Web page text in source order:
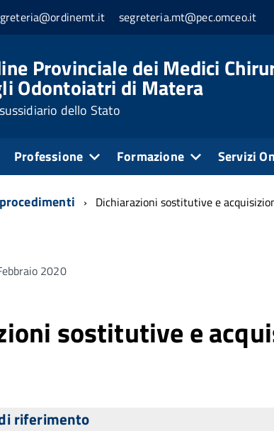
segreteria.mt@pec.omceo.it
Provinciale dei Medici
Odontoiatri di Matera
dello Stato
Professione Formazione Servizi
Dichiarazioni sostitutive e
2020
sostitutive e
riferimento